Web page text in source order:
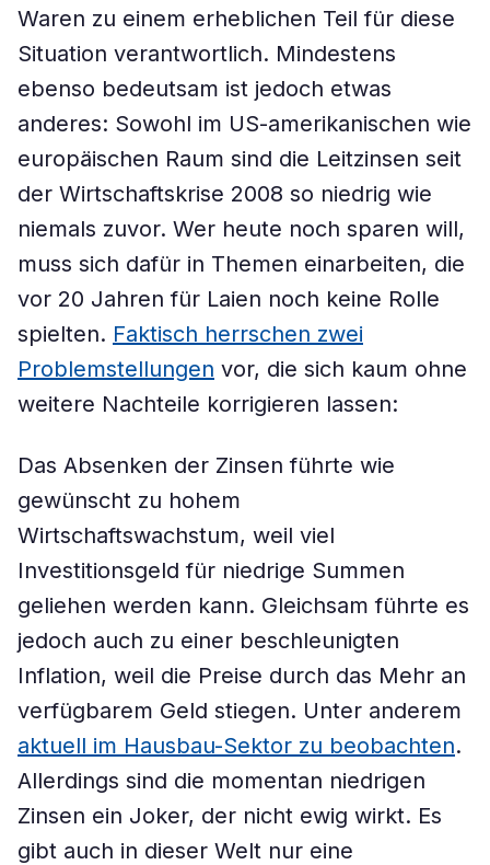
Waren zu einem erheblichen Teil für diese
Situation verantwortlich. Mindestens
ebenso bedeutsam ist jedoch etwas
anderes: Sowohl im US-amerikanischen wie
europäischen Raum sind die Leitzinsen seit
der Wirtschaftskrise 2008 so niedrig wie
niemals zuvor. Wer heute noch sparen will,
muss sich dafür in Themen einarbeiten, die
vor 20 Jahren für Laien noch keine Rolle
spielten. Faktisch herrschen zwei
Problemstellungen vor, die sich kaum ohne
weitere Nachteile korrigieren lassen:
Das Absenken der Zinsen führte wie
gewünscht zu hohem
Wirtschaftswachstum, weil viel
Investitionsgeld für niedrige Summen
geliehen werden kann. Gleichsam führte es
jedoch auch zu einer beschleunigten
Inflation, weil die Preise durch das Mehr an
verfügbarem Geld stiegen. Unter anderem
aktuell im Hausbau-Sektor zu beobachten.
Allerdings sind die momentan niedrigen
Zinsen ein Joker, der nicht ewig wirkt. Es
gibt auch in dieser Welt nur eine